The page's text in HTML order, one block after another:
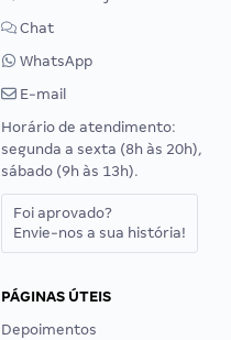
Chat
WhatsApp
E-mail
Horário de atendimento:
segunda a sexta (8h às 20h),
sábado (9h às 13h).
Foi aprovado?
Envie-nos a sua história!
PÁGINAS ÚTEIS
Depoimentos